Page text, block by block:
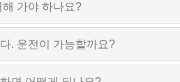
가야 하나요?
. 운전이 가능할까요?